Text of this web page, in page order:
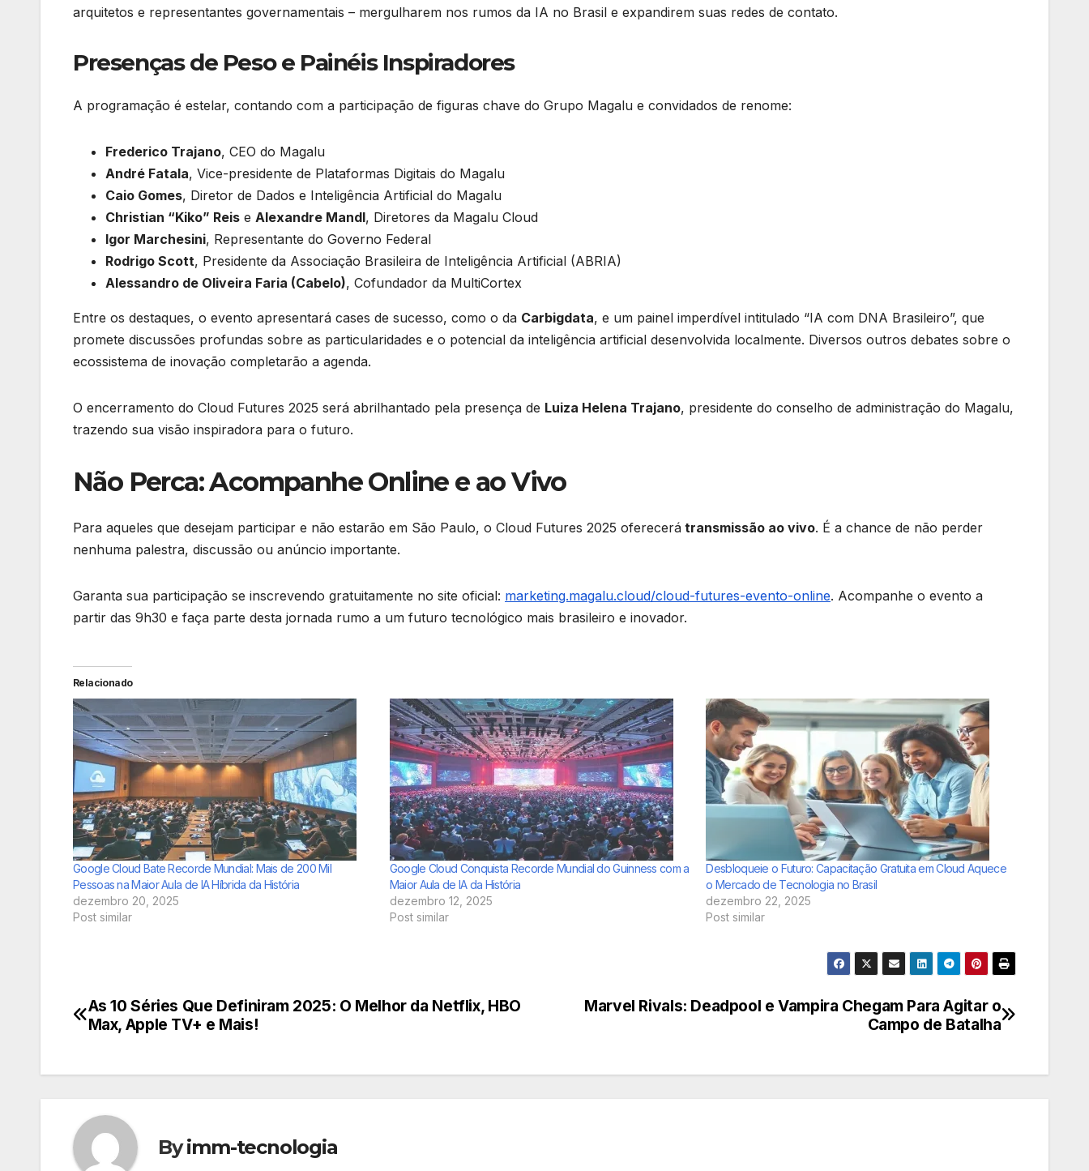
arquitetos e representantes governamentais – mergulharem nos rumos da IA no Brasil e expandirem suas redes de contato.
Presenças de Peso e Painéis Inspiradores
A programação é estelar, contando com a participação de figuras chave do Grupo Magalu e convidados de renome:
Frederico Trajano, CEO do Magalu
André Fatala, Vice-presidente de Plataformas Digitais do Magalu
Caio Gomes, Diretor de Dados e Inteligência Artificial do Magalu
Christian “Kiko” Reis e Alexandre Mandl, Diretores da Magalu Cloud
Igor Marchesini, Representante do Governo Federal
Rodrigo Scott, Presidente da Associação Brasileira de Inteligência Artificial (ABRIA)
Alessandro de Oliveira Faria (Cabelo), Cofundador da MultiCortex
Entre os destaques, o evento apresentará cases de sucesso, como o da Carbigdata, e um painel imperdível intitulado “IA com DNA Brasileiro”, que
promete discussões profundas sobre as particularidades e o potencial da inteligência artificial desenvolvida localmente. Diversos outros debates sobre o
ecossistema de inovação completarão a agenda.
O encerramento do Cloud Futures 2025 será abrilhantado pela presença de Luiza Helena Trajano, presidente do conselho de administração do Magalu,
trazendo sua visão inspiradora para o futuro.
Não Perca: Acompanhe Online e ao Vivo
Para aqueles que desejam participar e não estarão em São Paulo, o Cloud Futures 2025 oferecerá transmissão ao vivo. É a chance de não perder
nenhuma palestra, discussão ou anúncio importante.
Garanta sua participação se inscrevendo gratuitamente no site oficial: marketing.magalu.cloud/cloud-futures-evento-online. Acompanhe o evento a
partir das 9h30 e faça parte desta jornada rumo a um futuro tecnológico mais brasileiro e inovador.
Relacionado
Google Cloud Bate Recorde Mundial: Mais de 200 Mil
Pessoas na Maior Aula de IA Híbrida da História
dezembro 20, 2025
Post similar
Google Cloud Conquista Recorde Mundial do Guinness com a
Maior Aula de IA da História
dezembro 12, 2025
Post similar
Desbloqueie o Futuro: Capacitação Gratuita em Cloud Aquece
o Mercado de Tecnologia no Brasil
dezembro 22, 2025
Post similar
Navegação
Post
Marvel Rivals: Deadpool e Vampira Chegam Para Agitar o
Campo de Batalha
As 10 Séries Que Definiram 2025: O Melhor da Netflix, HBO
Max, Apple TV+ e Mais!
Byimm-tecnologia